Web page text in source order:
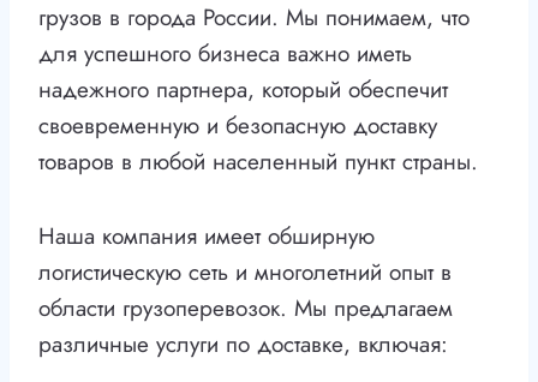
грузов в города России. Мы понимаем, что
для успешного бизнеса важно иметь
надежного партнера, который обеспечит
своевременную и безопасную доставку
товаров в любой населенный пункт страны.
Наша компания имеет обширную
логистическую сеть и многолетний опыт в
области грузоперевозок. Мы предлагаем
различные услуги по доставке, включая: